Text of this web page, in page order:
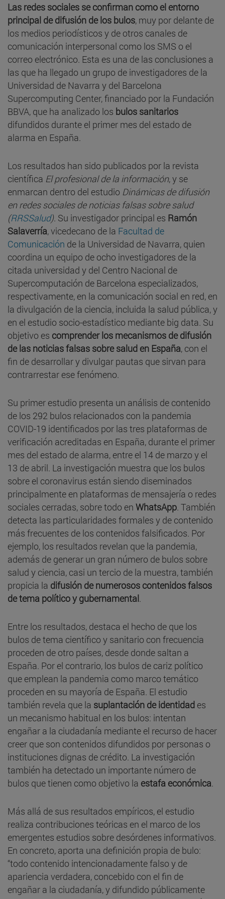
Las redes sociales se confirman como el entorno
principal de difusión de los bulos, muy por delante de
los medios periodísticos y de otros canales de
comunicación interpersonal como los SMS o el
correo electrónico. Esta es una de las conclusiones a
las que ha llegado un grupo de investigadores de la
Universidad de Navarra y del Barcelona
Supercomputing Center, financiado por la Fundación
BBVA, que ha analizado los bulos sanitarios
difundidos durante el primer mes del estado de
alarma en España.
Los resultados han sido publicados por la revista
científica El profesional de la información, y se
enmarcan dentro del estudio Dinámicas de difusión
en redes sociales de noticias falsas sobre salud
(RRSSalud). Su investigador principal es Ramón
Salaverría, vicedecano de la Facultad de
Comunicación de la Universidad de Navarra, quien
coordina un equipo de ocho investigadores de la
citada universidad y del Centro Nacional de
Supercomputación de Barcelona especializados,
respectivamente, en la comunicación social en red, en
la divulgación de la ciencia, incluida la salud pública, y
en el estudio socio-estadístico mediante big data. Su
objetivo es comprender los mecanismos de difusión
de las noticias falsas sobre salud en España, con el
fin de desarrollar y divulgar pautas que sirvan para
contrarrestar ese fenómeno.
Su primer estudio presenta un análisis de contenido
de los 292 bulos relacionados con la pandemia
COVID-19 identificados por las tres plataformas de
verificación acreditadas en España, durante el primer
mes del estado de alarma, entre el 14 de marzo y el
13 de abril. La investigación muestra que los bulos
sobre el coronavirus están siendo diseminados
principalmente en plataformas de mensajería o redes
sociales cerradas, sobre todo en WhatsApp. También
detecta las particularidades formales y de contenido
más frecuentes de los contenidos falsificados. Por
ejemplo, los resultados revelan que la pandemia,
además de generar un gran número de bulos sobre
salud y ciencia, casi un tercio de la muestra, también
propicia la difusión de numerosos contenidos falsos
de tema político y gubernamental.
Entre los resultados, destaca el hecho de que los
bulos de tema científico y sanitario con frecuencia
proceden de otro países, desde donde saltan a
España. Por el contrario, los bulos de cariz político
que emplean la pandemia como marco temático
proceden en su mayoría de España. El estudio
también revela que la suplantación de identidad es
un mecanismo habitual en los bulos: intentan
engañar a la ciudadanía mediante el recurso de hacer
creer que son contenidos difundidos por personas o
instituciones dignas de crédito. La investigación
también ha detectado un importante número de
bulos que tienen como objetivo la estafa económica.
Más allá de sus resultados empíricos, el estudio
realiza contribuciones teóricas en el marco de los
emergentes estudios sobre desórdenes informativos.
En concreto, aporta una definición propia de bulo:
“todo contenido intencionadamente falso y de
apariencia verdadera, concebido con el fin de
engañar a la ciudadanía, y difundido públicamente